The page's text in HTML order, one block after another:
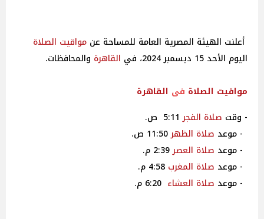
أعلنت الهيئة المصرية العامة للمساحة عن مواقيت الصلاة
اليوم الأحد 15 ديسمبر 2024، في
القاهرة والمحافظات.
مواقيت الصلاة فى القاهرة
- وقت صلاة الفجر5:11 ص.
- موعد صلاة الظهر11:50 ص.
- موعد صلاة العصر2:39 م.
- موعد صلاة المغرب
- موعد صلاة العشاء